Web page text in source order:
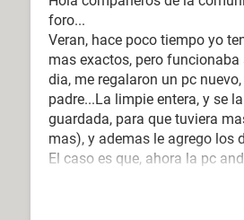
foro...
Veran, hace poco tiempo yo
mas exactos, pero
dia, me regalaron un pc
padre...La limpie entera, y se
guardada, para que tuviera
mas), y ademas le agrego los
El caso es que, ahora la pc
Hice de todo, le pase